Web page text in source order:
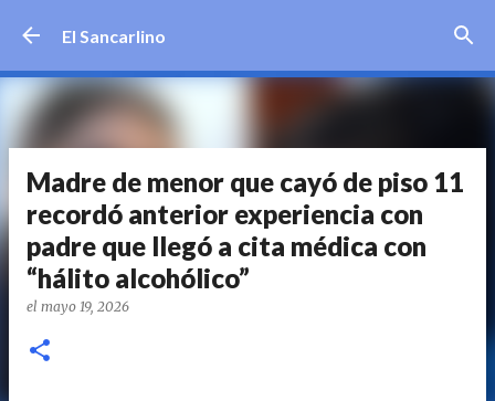
El Sancarlino
Madre de menor que cayó de piso 11
recordó anterior experiencia con
padre que llegó a cita médica con
“hálito alcohólico”
el mayo 19, 2026